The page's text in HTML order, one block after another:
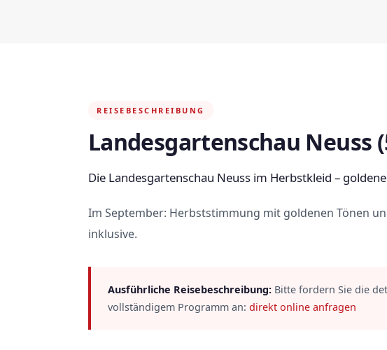
REISEBESCHREIBUNG
Landesgartenschau Neuss
Die Landesgartenschau Neuss im Herbstkleid –
Im September: Herbststimmung mit goldenen Tönen
inklusive.
Ausführliche Reisebeschreibung: Bitte fordern Sie die
vollständigem Programm an: direkt online anfragen